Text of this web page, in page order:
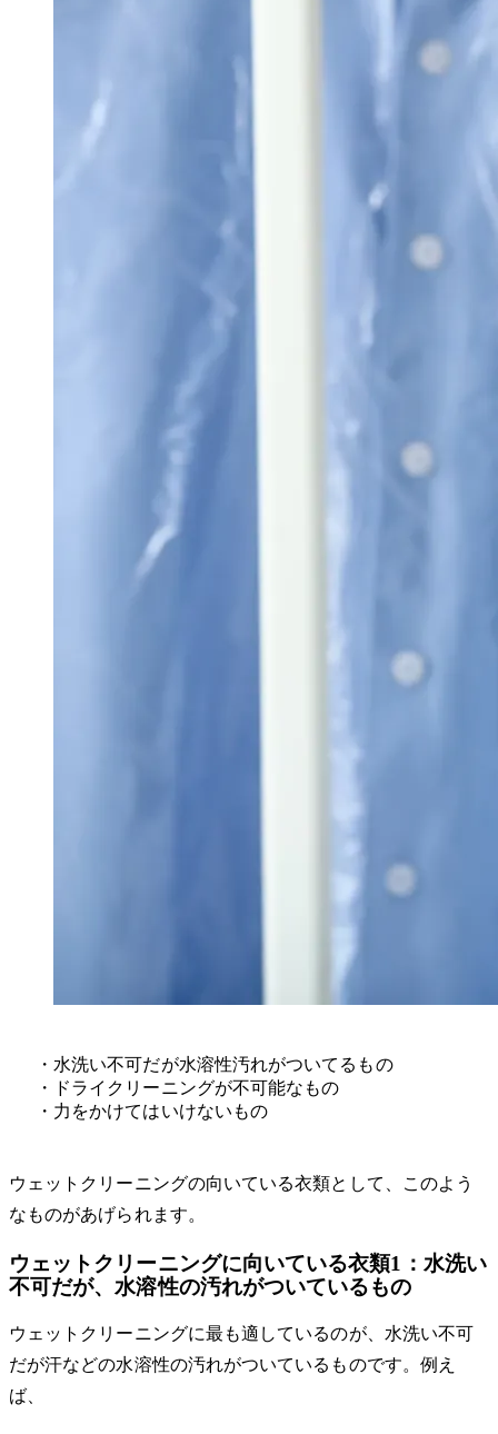
・水洗い不可だが水溶性汚れがついてるもの
・ドライクリーニングが不可能なもの
・力をかけてはいけないもの
ウェットクリーニングの向いている衣類として、このよう
なものがあげられます。
ウェットクリーニングに向いている衣類1：水洗い
不可だが、水溶性の汚れがついているもの
ウェットクリーニングに最も適しているのが、水洗い不可
だが汗などの水溶性の汚れがついているものです。例え
ば、